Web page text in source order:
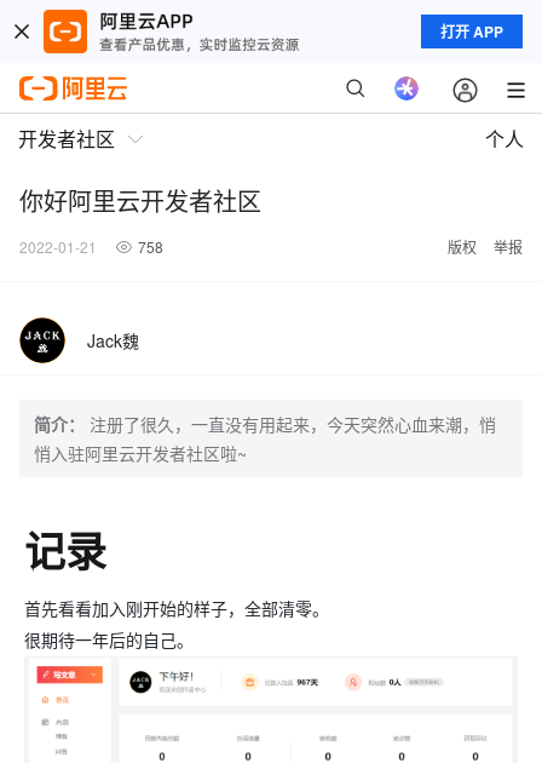
打开 APP
开发者社区 个人
你好阿里云开发者社区
2022-01-21 758 版权 举报
Jack魏
简介：
注册了很久，一直没有用起来，今天突然心血来潮，悄
悄入驻阿里云开发者社区啦~
记录
首先看看加入刚开始的样子，全部清零。
很期待一年后的自己。